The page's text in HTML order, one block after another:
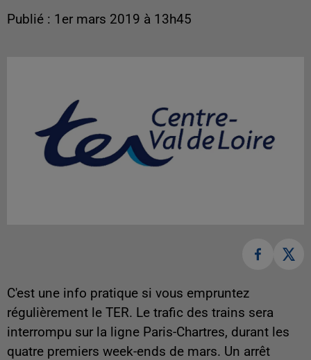
Publié : 1er mars 2019 à 13h45
C'est une info pratique si vous empruntez
régulièrement le TER. Le trafic des trains sera
interrompu sur la ligne Paris-Chartres, durant les
quatre premiers week-ends de mars. Un arrêt